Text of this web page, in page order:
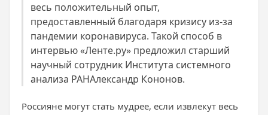
весь положительный опыт,
предоставленный благодаря кризису из-за
пандемии коронавируса. Такой способ в
интервью «Ленте.ру» предложил старший
научный сотрудник Института системного
анализа РАНАлександр Кононов.
Россияне могут стать мудрее, если извлекут весь